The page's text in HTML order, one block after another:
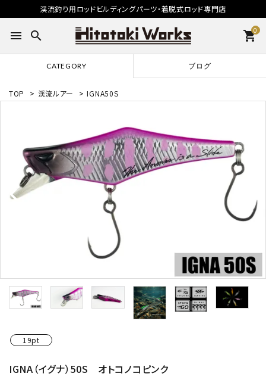
渓流釣り用ロッドビルディングパーツ・着脱式ロッド専門店
menu search 0
shopping_cart
CATEGORY ブログ
TOP > 渓流ルアー > IGNA50S
19pt
IGNA（イグナ）50S オトコノコピンク